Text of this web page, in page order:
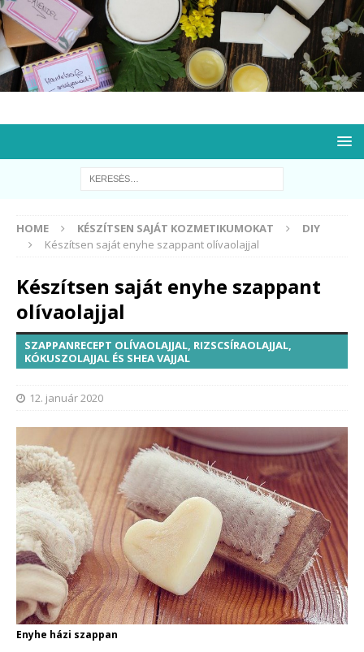
HOME KÉSZÍTSEN SAJÁT KOZMETIKUMOKAT
DIY
Készítsen saját enyhe szappant olívaolajjal
Készítsen saját enyhe szappant
olívaolajjal
SZAPPANRECEPT OLÍVAOLAJJAL, RIZSCSÍRAOLAJJAL,
KÓKUSZOLAJJAL ÉS SHEA VAJJAL
12. január 2020
Enyhe házi szappan